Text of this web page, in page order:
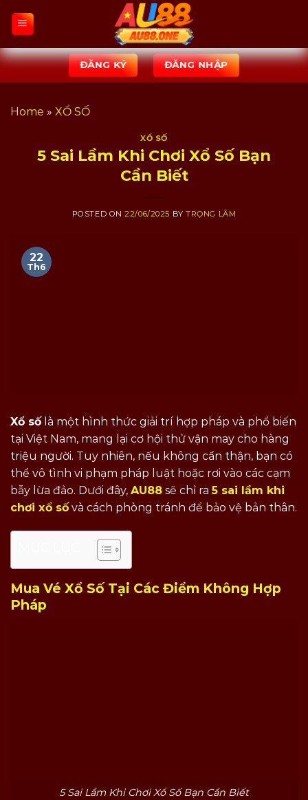
ĐĂNG KÝ ĐĂNG NHẬP
Home » XỔ SỐ
XỔ SỐ
5 Sai Lầm Khi Chơi Xổ Số Bạn
Cần Biết
POSTED ON22/06/2025 BYTRỌNG LÂM
22
Th6
Xổ số là một hình thức giải trí hợp pháp và phổ biến
tại Việt Nam, mang lại cơ hội thử vận may cho hàng
triệu người. Tuy nhiên, nếu không cẩn thận, bạn có
thể vô tình vi phạm pháp luật hoặc rơi vào các cạm
bẫy lừa đảo. Dưới đây, AU88 sẽ chỉ ra5 sai lầm khi
chơi xổ số và cách phòng tránh để bảo vệ bản thân.
Mua Vé Xổ Số Tại Các Điểm Không Hợp
Pháp
5 Sai Lầm Khi Chơi Xổ Số Bạn Cần Biết